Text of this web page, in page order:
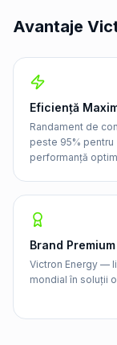
Avantaje
Eficiență
Randament de
peste 95% pentru
performanță
Brand Premium
Victron Energy —
mondial în soluții